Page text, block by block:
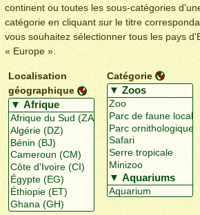
continent ou toutes les sous-catégories
catégorie en cliquant sur le titre
vous souhaitez sélectionner tous les pays
« Europe ».
Localisation
géographique
Catégorie